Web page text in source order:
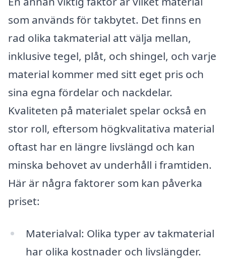
som används för takbytet. Det finns en
rad olika takmaterial att välja mellan,
inklusive tegel, plåt, och shingel, och varje
material kommer med sitt eget pris och
sina egna fördelar och nackdelar.
Kvaliteten på materialet spelar också en
stor roll, eftersom högkvalitativa material
oftast har en längre livslängd och kan
minska behovet av underhåll i framtiden.
Här är några faktorer som kan påverka
priset:
Materialval: Olika typer av takmaterial
har olika kostnader och livslängder.